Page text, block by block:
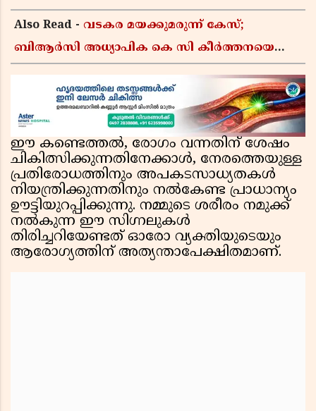
Also Read - വടകര മയക്കുമരുന്ന് കേസ്;
ബിആർസി അധ്യാപിക കെ സി കീർത്തനയെ
ഈ കണ്ടെത്തൽ, രോഗം വന്നതിന് ശേഷം
ചികിത്സിക്കുന്നതിനേക്കാൾ, നേരത്തെയുള്ള
പ്രതിരോധത്തിനും അപകടസാധ്യതകൾ
നിയന്ത്രിക്കുന്നതിനും നൽകേണ്ട പ്രാധാന്യം
ഊട്ടിയുറപ്പിക്കുന്നു. നമ്മുടെ ശരീരം നമുക്ക്
നൽകുന്ന ഈ സിഗ്നലുകൾ
തിരിച്ചറിയേണ്ടത് ഓരോ വ്യക്തിയുടെയും
ആരോഗ്യത്തിന് അത്യന്താപേക്ഷിതമാണ്.